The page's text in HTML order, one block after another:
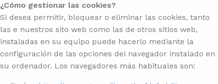
¿Cómo gestionar las cookies?
Si desea permitir, bloquear o eliminar las cookies, tanto
las e nuestros sito web como las de otros sitios web,
instaladas en su equipo puede hacerlo mediante la
configuración de las opciones del navegador instalado en
su ordenador. Los navegadores más habituales son: